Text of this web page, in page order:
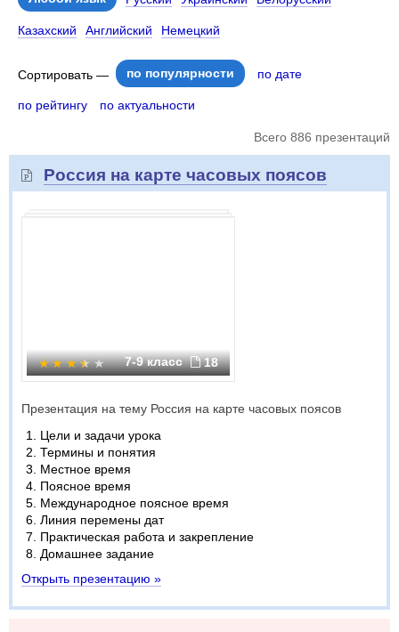
Казахский Английский Немецкий
Сортировать — по популярности по дате
по рейтингу по актуальности
Всего 886 презентаций
Россия на карте часовых поясов
7-9 класс 18
Презентация на тему Россия на карте часовых поясов
Цели и задачи урока
Термины и понятия
Местное время
Поясное время
Международное поясное время
Линия перемены дат
Практическая работа и закрепление
Домашнее задание
Открыть презентацию »